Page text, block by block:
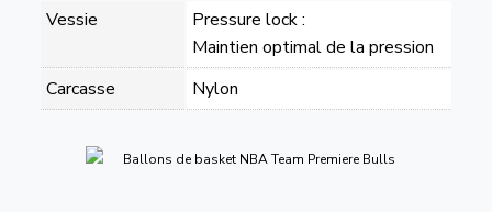
Vessie
Pressure lock :
Maintien optimal de la pression
Carcasse
Nylon